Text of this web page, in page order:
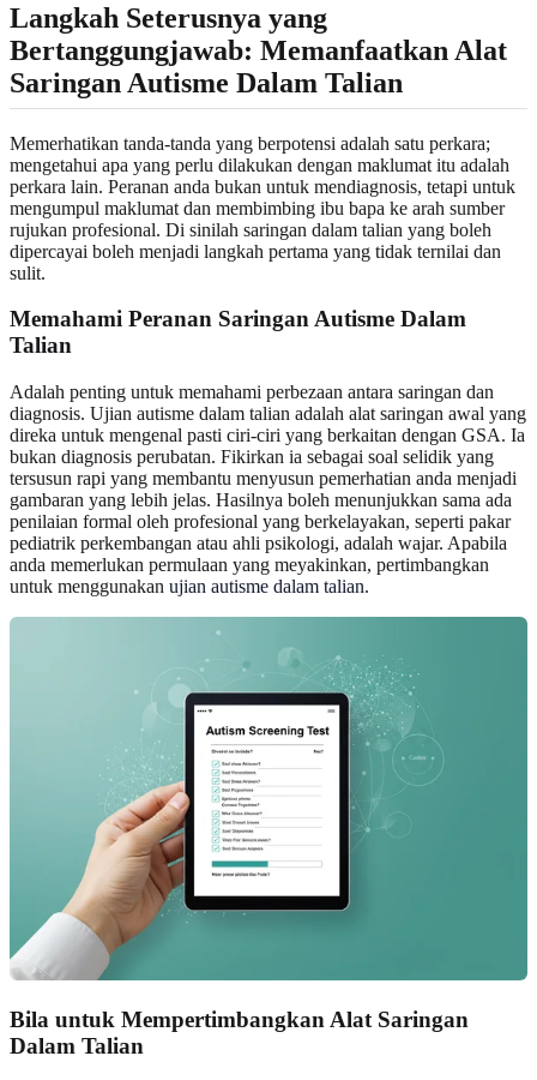
Langkah Seterusnya yang
Bertanggungjawab: Memanfaatkan Alat
Saringan Autisme Dalam Talian
Memerhatikan tanda-tanda yang berpotensi adalah satu perkara;
mengetahui apa yang perlu dilakukan dengan maklumat itu adalah
perkara lain. Peranan anda bukan untuk mendiagnosis, tetapi untuk
mengumpul maklumat dan membimbing ibu bapa ke arah sumber
rujukan profesional. Di sinilah saringan dalam talian yang boleh
dipercayai boleh menjadi langkah pertama yang tidak ternilai dan
sulit.
Memahami Peranan Saringan Autisme Dalam
Talian
Adalah penting untuk memahami perbezaan antara saringan dan
diagnosis. Ujian autisme dalam talian adalah alat saringan awal yang
direka untuk mengenal pasti ciri-ciri yang berkaitan dengan GSA. Ia
bukan diagnosis perubatan. Fikirkan ia sebagai soal selidik yang
tersusun rapi yang membantu menyusun pemerhatian anda menjadi
gambaran yang lebih jelas. Hasilnya boleh menunjukkan sama ada
penilaian formal oleh profesional yang berkelayakan, seperti pakar
pediatrik perkembangan atau ahli psikologi, adalah wajar. Apabila
anda memerlukan permulaan yang meyakinkan, pertimbangkan
untuk menggunakan ujian autisme dalam talian.
Bila untuk Mempertimbangkan Alat Saringan
Dalam Talian